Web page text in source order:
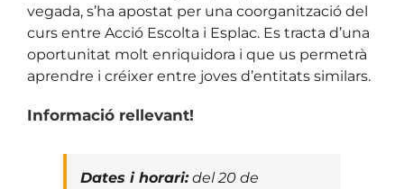
vegada, s’ha apostat per una coorganització del
curs entre Acció Escolta i Esplac. Es tracta d’una
oportunitat molt enriquidora i que us permetrà
aprendre i créixer entre joves d’entitats similars.
Informació rellevant!
Dates i horari:del 20 de